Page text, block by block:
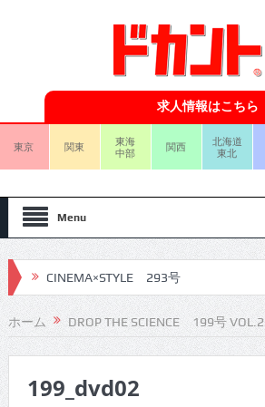
求人情報はこちら
東京 関東
東海
中部
関西
北海道
東北
Menu
CINEMA×STYLE 293号
CINEMA×STYLE 292号
CINEMA×STYLE 291号
CINEMA×STYLE 290号
ホーム DROP THE SCIENCE 199号 VOL.2
199_dvd02